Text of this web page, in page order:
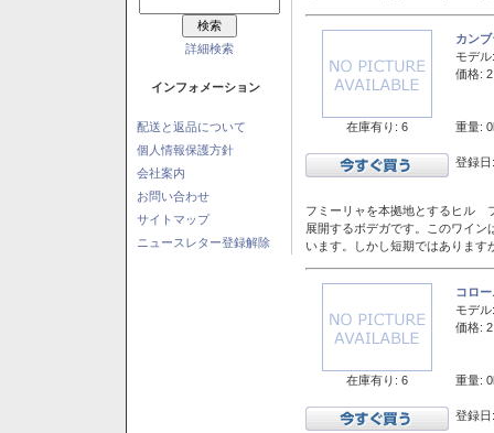
詳細検索
インフォメーション
配送と返品について
個人情報保護方針
会社案内
お問い合わせ
サイトマップ
ニュースレター登録解除
在庫有り: 6
カン
モデル:
価格:
重量:
登録
フミーリャを本拠地とするヒル
展開するボデガです。このワイ
います。しかし短期ではありま
在庫有り: 6
コロ
モデル:
価格:
重量:
登録